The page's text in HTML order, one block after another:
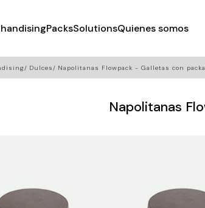
PacksSolutionsQuienes somos
Dulces Napolitanas Flowpack - Galletas con
Napolitanas